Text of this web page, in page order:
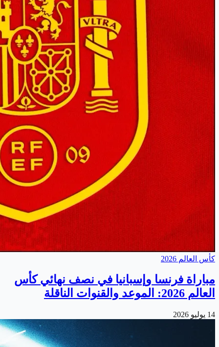
كأس العالم 2026
مباراة فرنسا وإسبانيا في نصف نهائي كأس
العالم 2026: الموعد والقنوات الناقلة
14 يوليو 2026